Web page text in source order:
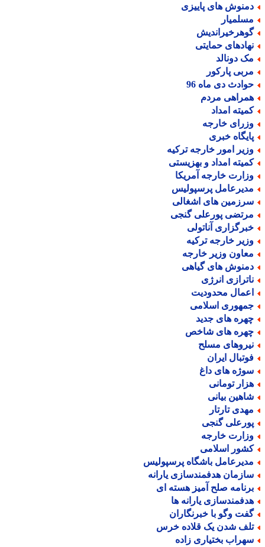
های پاییزی
حمایتی
دونالد
پارکور
دی ماه 96
مردم
امداد
خارجه
خبری
امور خارجه ترکیه
امداد و بهزیستی
خارجه آمریکا
پرسپولیس
های اشغالی
پورعلی گنجی
آناتولی
خارجه ترکیه
وزیر خارجه
های گیاهی
انرژی
محدودیت
اسلامی
های جدید
های شاخص
مسلح
ایران
های داغ
تومانی
بیانی
تارتار
گنجی
خارجه
اسلامی
باشگاه پرسپولیس
هدفمندسازی یارانه
صلح آمیز هسته ای
یارانه ها
وگو با خبرنگاران
شدن یک قلاده خرس
بختیاری زاده